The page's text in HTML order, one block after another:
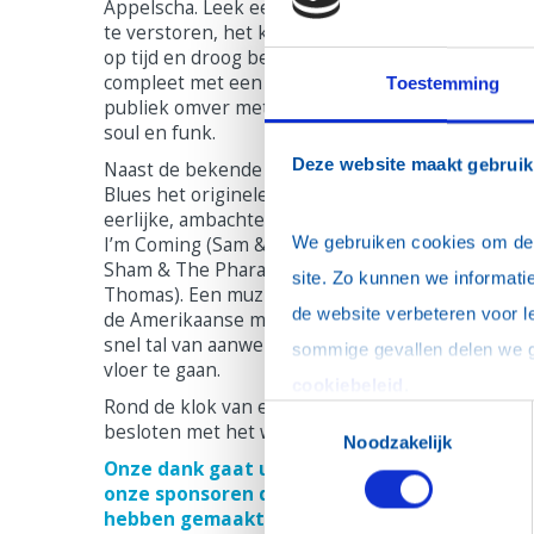
Toestemming
Deze website maakt
We gebruiken cookies om
site. Zo kunnen we
de website verbeteren voor
Toestemmingsselectie
Noodzakelijk
Appelscha. Leek een bui regen nog het optreden
te verstoren, het knapte op en de ban kon mooi
op tijd en droog beginnen. Een 10-koppige band,
compleet met een ruime blazerssectie, blies het
publiek omver met een mix van blues, rock-‘n-roll,
soul en funk.
Naast de bekende klassiekers heeft Brothers of
Blues het originele repertoire uitgebreid met
eerlijke, ambachtelijke soulmuziek zoals Hold On
I’m Coming (Sam & Dave), Wooly Bully (Sam The
Sham & The Pharaohs) en Walking The Dog
Thomas). Een muzikale rondreis door het hart van
de Amerikaanse muziekhistorie. Dat verleidde al
snel tal van aanwezigen me de voetjes van de
vloer te gaan.
Rond de klok van elf uur werd hun optreden
besloten met het welbekende “Everybody”.
Onze dank gaat uit naar alle bezoekers en
onze sponsoren die dit evenement mogelijk
hebben gemaakt.